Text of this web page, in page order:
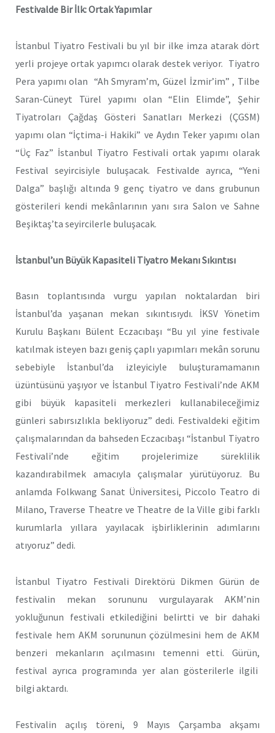
Festivalde Bir İlk: Ortak Yapımlar
İstanbul Tiyatro Festivali bu yıl bir ilke imza atarak dört
yerli projeye ortak yapımcı olarak destek veriyor. Tiyatro
Pera yapımı olan “Ah Smyram’m, Güzel İzmir’im” , Tilbe
Saran-Cüneyt Türel yapımı olan “Elin Elimde”, Şehir
Tiyatroları Çağdaş Gösteri Sanatları Merkezi (ÇGSM)
yapımı olan “İçtima-i Hakiki” ve Aydın Teker yapımı olan
“Üç Faz” İstanbul Tiyatro Festivali ortak yapımı olarak
Festival seyircisiyle buluşacak. Festivalde ayrıca, “Yeni
Dalga” başlığı altında 9 genç tiyatro ve dans grubunun
gösterileri kendi mekânlarının yanı sıra Salon ve Sahne
Beşiktaş’ta seyircilerle buluşacak.
İstanbul’un Büyük Kapasiteli Tiyatro Mekanı Sıkıntısı
Basın toplantısında vurgu yapılan noktalardan biri
İstanbul’da yaşanan mekan sıkıntısıydı. İKSV Yönetim
Kurulu Başkanı Bülent Eczacıbaşı “Bu yıl yine festivale
katılmak isteyen bazı geniş çaplı yapımları mekân sorunu
sebebiyle İstanbul’da izleyiciyle buluşturamamanın
üzüntüsünü yaşıyor ve İstanbul Tiyatro Festivali’nde AKM
gibi büyük kapasiteli merkezleri kullanabileceğimiz
günleri sabırsızlıkla bekliyoruz” dedi. Festivaldeki eğitim
çalışmalarından da bahseden Eczacıbaşı “İstanbul Tiyatro
Festivali’nde eğitim projelerimize süreklilik
kazandırabilmek amacıyla çalışmalar yürütüyoruz. Bu
anlamda Folkwang Sanat Üniversitesi, Piccolo Teatro di
Milano, Traverse Theatre ve Theatre de la Ville gibi farklı
kurumlarla yıllara yayılacak işbirliklerinin adımlarını
atıyoruz” dedi.
İstanbul Tiyatro Festivali Direktörü Dikmen Gürün de
festivalin mekan sorununu vurgulayarak AKM’nin
yokluğunun festivali etkilediğini belirtti ve bir dahaki
festivale hem AKM sorununun çözülmesini hem de AKM
benzeri mekanların açılmasını temenni etti. Gürün,
festival ayrıca programında yer alan gösterilerle ilgili
bilgi aktardı.
Festivalin açılış töreni, 9 Mayıs Çarşamba akşamı